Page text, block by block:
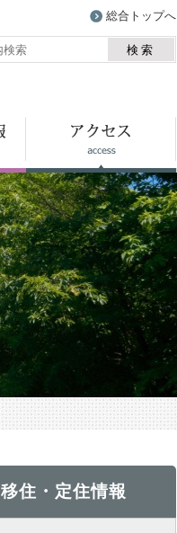
総合トップへ
検索
移住・定住情報